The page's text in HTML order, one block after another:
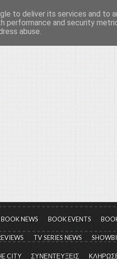
για τον πολιτισμό, σε κάθε
BOOK NEWS BOOK EVENTS
TV SERIES NEWS
CITY ΣΥΝΕΝΤΕΥΞΕΙΣ
to deliver its services and to
performance and security
abuse.